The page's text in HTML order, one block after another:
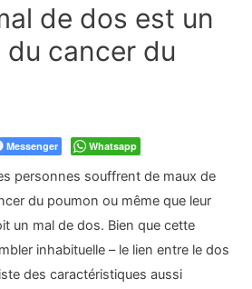
de dos est un
cancer du
Messenger Whatsapp
personnes souffrent de maux de
du poumon ou même que leur
un mal de dos. Bien que cette
inhabituelle – le lien entre le dos
des caractéristiques aussi